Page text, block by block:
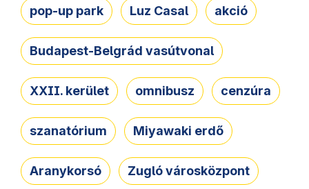
pop-up park Luz Casal akció
Budapest-Belgrád vasútvonal
XXII. kerület omnibusz cenzúra
szanatórium Miyawaki erdő
Aranykorsó Zugló városközpont